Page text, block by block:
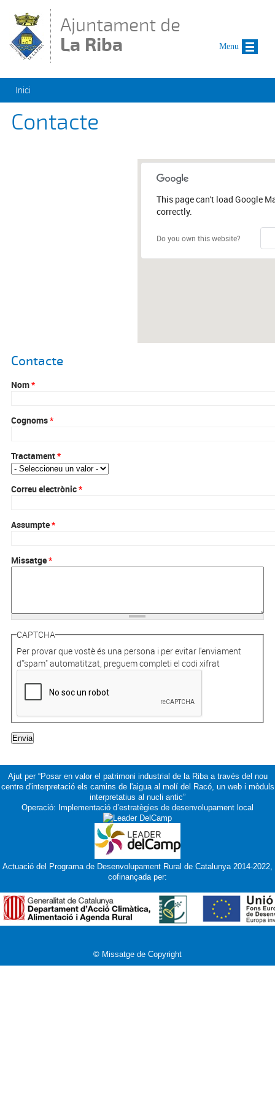
Ajuntament de
La Riba
Esteu aquí
Inici
Contacte
This page can't load Google
correctly.
Do you own this website?
Contacte
Nom*
Cognoms*
Tractament*
Correu electrònic*
Assumpte*
Missatge*
CAPTCHA
Per provar que vostè és una persona i per evitar l'enviament
d'"spam" automatitzat, preguem completi el codi xifrat
Ajut per “Posar en valor el patrimoni industrial de la Riba a través del nou
centre d'interpretació els camins de l'aigua al molí del Racó, un web i mòduls
interpretatius al nucli antic”
Operació: Implementació d’estratègies de desenvolupament local
Actuació del Programa de Desenvolupament Rural de Catalunya 2014-2022,
cofinançada per:
© Missatge de Copyright
Menu